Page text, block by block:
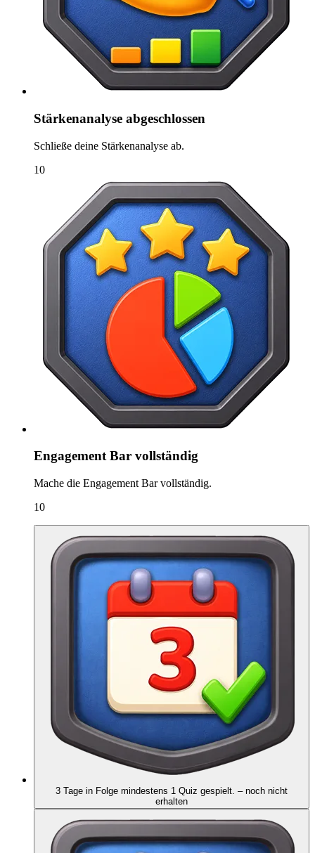
Stärkenanalyse abgeschlossen
Schließe deine Stärkenanalyse ab.
10
Engagement Bar vollständig
Mache die Engagement Bar vollständig.
10
3 Tage in Folge mindestens 1 Quiz gespielt. – noch nicht
erhalten